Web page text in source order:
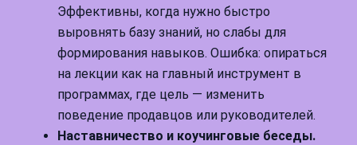
Эффективны, когда нужно быстро
выровнять базу знаний, но слабы для
формирования навыков. Ошибка: опираться
на лекции как на главный инструмент в
программах, где цель — изменить
поведение продавцов или руководителей.
Наставничество и коучинговые беседы.